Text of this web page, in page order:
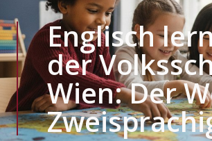
Englisch
der
Wien: Der